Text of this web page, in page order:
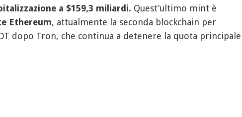
a $159,3 miliardi. Quest’ultimo mint è
Ethereum, attualmente la seconda blockchain per
dopo Tron, che continua a detenere la quota principale